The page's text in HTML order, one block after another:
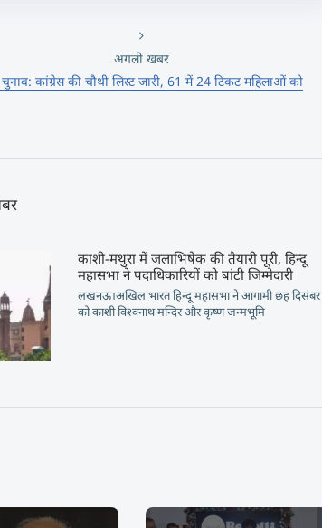
अगली खबर
कांग्रेस की चौथी लिस्ट जारी, 61 में 24 टिकट महिलाओं को
काशी-मथुरा में जलाभिषेक की तैयारी पूरी, हिन्दू
महासभा ने पदाधिकारियों को बांटी जिम्मेदारी
लखनऊ।अखिल भारत हिन्दू महासभा ने आगामी छह दिसंबर
को काशी विश्वनाथ मन्दिर और कृष्ण जन्मभूमि